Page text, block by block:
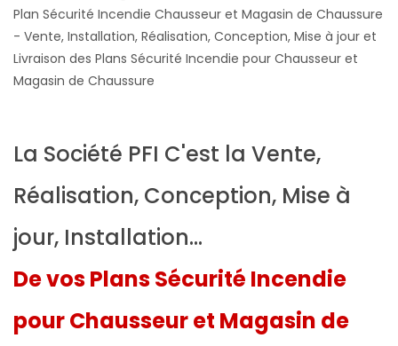
Plan Sécurité Incendie Chausseur et Magasin de Chaussure
- Vente, Installation, Réalisation, Conception, Mise à jour et
Livraison des Plans Sécurité Incendie pour Chausseur et
Magasin de Chaussure
La Société PFI C'est la Vente,
Réalisation, Conception, Mise à
jour, Installation...
De vos Plans Sécurité Incendie
pour Chausseur et Magasin de